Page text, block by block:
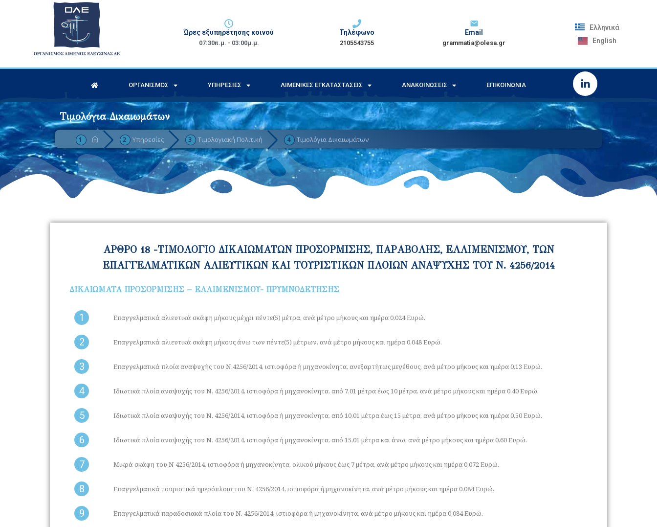
Ώρες εξυπηρέτησης κοινού
07:30π.μ. - 03:00μ.μ.
Τηλέφωνο
2105543755
Email
grammatia@olesa.gr
Ελληνικά
English
ΟΡΓΑΝΙΣΜΌΣ ΥΠΗΡΕΣΊΕΣ ΛΙΜΕΝΙΚΈΣ ΕΓΚΑΤΑΣΤΆΣΕΙΣ ΑΝΑΚΟΙΝΏΣΕΙΣ ΕΠΙΚΟΙΝΩΝΊΑ
Τιμολόγια Δικαιωμάτων
Υπηρεσίες Τιμολογιακή Πολιτική Τιμολόγια Δικαιωμάτων
ΑΡΘΡΟ 18 -ΤΙΜΟΛΟΓΙΟ ΔΙΚΑΙΩΜΑΤΩΝ ΠΡΟΣΟΡΜΙΣΗΣ, ΠΑΡΑΒΟΛΗΣ, ΕΛΛΙΜΕΝΙΣΜΟΥ, ΤΩΝ
ΕΠΑΓΓΕΛΜΑΤΙΚΩΝ ΑΛΙΕΥΤΙΚΩΝ ΚΑΙ ΤΟΥΡΙΣΤΙΚΩΝ ΠΛΟΙΩΝ ΑΝΑΨΥΧΗΣ ΤΟΥ Ν. 4256/2014
ΔΙΚΑΙΩΜΑΤΑ ΠΡΟΣΟΡΜΙΣΗΣ – ΕΛΛΙΜΕΝΙΣΜΟΥ- ΠΡΥΜΝΟΔΕΤΗΣΗΣ
1 Επαγγελματικά αλιευτικά σκάφη μήκους μέχρι πέντε(5) μέτρα, ανά μέτρο μήκους και ημέρα 0,024 Ευρώ.
2 Επαγγελματικά αλιευτικά σκάφη μήκους άνω των πέντε(5) μέτρων, ανά μέτρο μήκους και ημέρα 0,048 Ευρώ.
3 Επαγγελματικά πλοία αναψυχής του Ν.4256/2014, ιστιοφόρα ή μηχανοκίνητα, ανεξαρτήτως μεγέθους, ανά μέτρο μήκους και ημέρα 0,13 Ευρώ.
4 Ιδιωτικά πλοία αναψυχής του Ν. 4256/2014, ιστιοφόρα ή μηχανοκίνητα, από 7,01 μέτρα έως 10 μέτρα, ανά μέτρο μήκους και ημέρα 0,40 Ευρώ.
5 Ιδιωτικά πλοία αναψυχής του Ν. 4256/2014, ιστιοφόρα ή μηχανοκίνητα, από 10,01 μέτρα έως 15 μέτρα, ανά μέτρο μήκους και ημέρα 0,50 Ευρώ.
6 Ιδιωτικά πλοία αναψυχής του Ν. 4256/2014, ιστιοφόρα ή μηχανοκίνητα, από 15,01 μέτρα και άνω, ανά μέτρο μήκους και ημέρα 0,60 Ευρώ.
7 Μικρά σκάφη του Ν 4256/2014, ιστιοφόρα ή μηχανοκίνητα, ολικού μήκους έως 7 μέτρα, ανά μέτρο μήκους και ημέρα 0,072 Ευρώ.
8 Επαγγελματικά τουριστικά ημερόπλοια του Ν. 4256/2014, ιστιοφόρα ή μηχανοκίνητα, ανά μέτρο μήκους και ημέρα 0,084 Ευρώ.
9 Επαγγελματικά παραδοσιακά πλοία του Ν. 4256/2014, ιστιοφόρα ή μηχανοκίνητα, ανά μέτρο μήκους και ημέρα 0,084 Ευρώ.